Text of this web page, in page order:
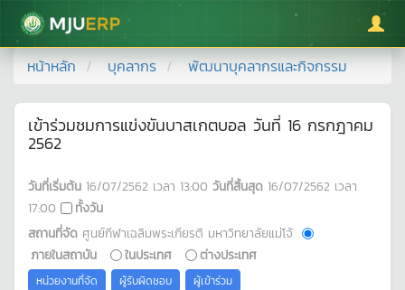
มหาวิทยาลัยแม่โจ้
หน้าหลัก บุคลากร พัฒนาบุคลากรและกิจกรรม
เข้าร่วมชมการแข่งขันบาสเกตบอล วันที่ 16 กรกฎาคม
2562
วันที่เริ่มต้น 16/07/2562 เวลา 13:00 วันที่สิ้นสุด 16/07/2562 เวลา
17:00
ทั้งวัน
สถานที่จัด ศูนย์กีฬาเฉลิมพระเกียรติ มหาวิทยาลัยแม่โจ้
ภายในสถาบัน
ในประเทศ ต่างประเทศ
หน่วยงานที่จัด ผู้รับผิดชอบ ผู้เข้าร่วม